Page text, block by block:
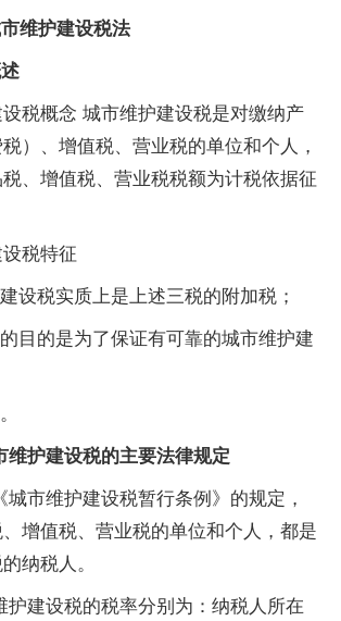
维护建设税法
概念 城市维护建设税是对缴纳产
）、增值税、营业税的单位和个人，
、增值税、营业税税额为计税依据征
税特征
税实质上是上述三税的附加税；
的是为了保证有可靠的城市维护建
维护建设税的主要法律规定
市维护建设税暂行条例》的规定，
增值税、营业税的单位和个人，都是
纳税人。
建设税的税率分别为：纳税人所在